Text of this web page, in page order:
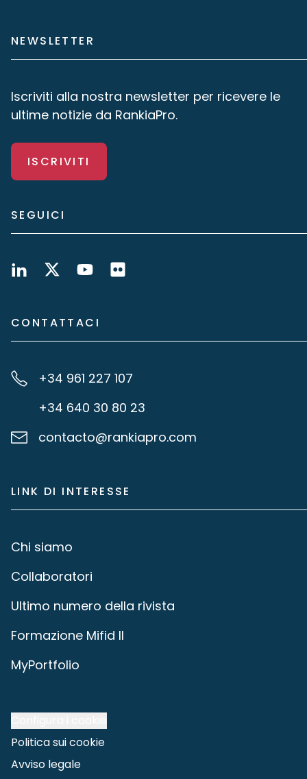
NEWSLETTER
Iscriviti alla nostra newsletter per ricevere le
ultime notizie da RankiaPro.
ISCRIVITI
SEGUICI
CONTATTACI
+34 961 227 107
+34 640 30 80 23
contacto@rankiapro.com
LINK DI INTERESSE
Chi siamo
Collaboratori
Ultimo numero della rivista
Formazione Mifid II
MyPortfolio
Politica sui cookie
Avviso legale